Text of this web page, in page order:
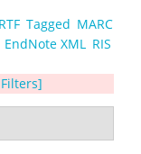
RTF Tagged MARC
EndNote XML
RIS